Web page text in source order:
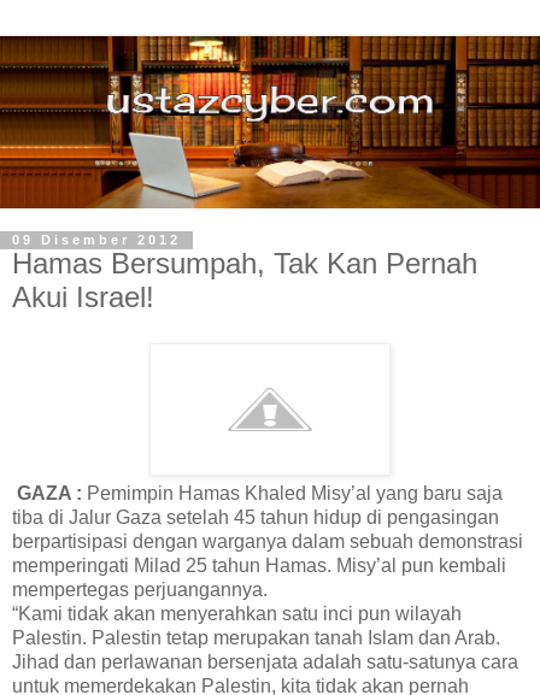
09 Disember 2012
Hamas Bersumpah, Tak Kan Pernah
Akui Israel!
GAZA : Pemimpin Hamas Khaled Misy’al yang baru saja
tiba di Jalur Gaza setelah 45 tahun hidup di pengasingan
berpartisipasi dengan warganya dalam sebuah demonstrasi
memperingati Milad 25 tahun Hamas. Misy’al pun kembali
mempertegas perjuangannya.
“Kami tidak akan menyerahkan satu inci pun wilayah
Palestin. Palestin tetap merupakan tanah Islam dan Arab.
Jihad dan perlawanan bersenjata adalah satu-satunya cara
untuk memerdekakan Palestin, kita tidak akan pernah